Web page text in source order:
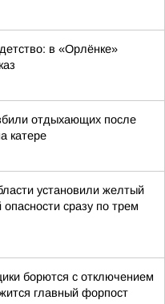
в «Орлёнке»
отдыхающих после
катере
установили желтый
сразу по трем
борются с отключением
главный форпост